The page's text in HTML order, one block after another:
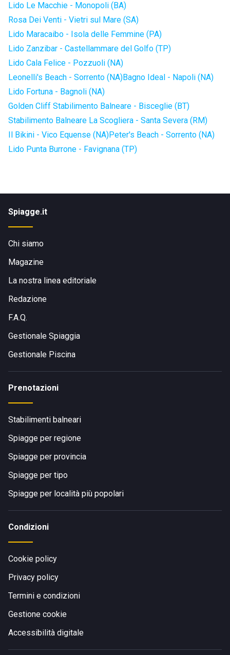
Lido Le Macchie - Monopoli (BA)
Rosa Dei Venti - Vietri sul Mare (SA)
Lido Maracaibo - Isola delle Femmine (PA)
Lido Zanzibar - Castellammare del Golfo (TP)
Lido Cala Felice - Pozzuoli (NA)
Leonelli's Beach - Sorrento (NA)Bagno Ideal - Napoli (NA)
Lido Fortuna - Bagnoli (NA)
Golden Cliff Stabilimento Balneare - Bisceglie (BT)
Stabilimento Balneare La Scogliera - Santa Severa (RM)
Il Bikini - Vico Equense (NA)Peter's Beach - Sorrento (NA)
Lido Punta Burrone - Favignana (TP)
Spiagge.it
Chi siamo
Magazine
La nostra linea editoriale
Redazione
F.A.Q.
Gestionale Spiaggia
Gestionale Piscina
Prenotazioni
Stabilimenti balneari
Spiagge per regione
Spiagge per provincia
Spiagge per tipo
Spiagge per località più popolari
Condizioni
Cookie policy
Privacy policy
Termini e condizioni
Gestione cookie
Accessibilità digitale